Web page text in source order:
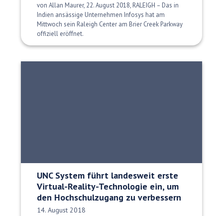
von Allan Maurer, 22. August 2018, RALEIGH – Das in
Indien ansässige Unternehmen Infosys hat am
Mittwoch sein Raleigh Center am Brier Creek Parkway
offiziell eröffnet.
UNC System führt landesweit erste
Virtual-Reality-Technologie ein, um
den Hochschulzugang zu verbessern
Veröffentlichungsdatum:
14. August 2018